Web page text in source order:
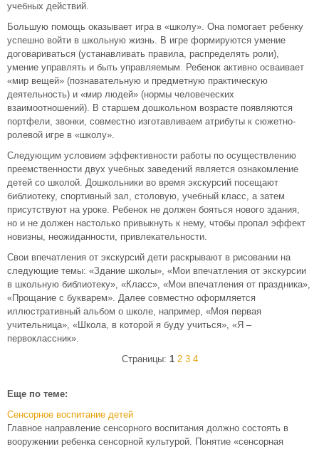
учебных действий.
Большую помощь оказывает игра в «школу». Она помогает ребенку
успешно войти в школьную жизнь. В игре формируются умение
договариваться (устанавливать правила, распределять роли),
умение управлять и быть управляемым. Ребенок активно осваивает
«мир вещей» (познавательную и предметную практическую
деятельность) и «мир людей» (нормы человеческих
взаимоотношений). В старшем дошкольном возрасте появляются
портфели, звонки, совместно изготавливаем атрибуты к сюжетно-
ролевой игре в «школу».
Следующим условием эффективности работы по осуществлению
преемственности двух учебных заведений является ознакомление
детей со школой. Дошкольники во время экскурсий посещают
библиотеку, спортивный зал, столовую, учебный класс, а затем
присутствуют на уроке. Ребенок не должен бояться нового здания,
но и не должен настолько привыкнуть к нему, чтобы пропал эффект
новизны, неожиданности, привлекательности.
Свои впечатления от экскурсий дети раскрывают в рисовании на
следующие темы: «Здание школы», «Мои впечатления от экскурсии
в школьную библиотеку», «Класс», «Мои впечатления от праздника»,
«Прощание с букварем». Далее совместно оформляется
иллюстративный альбом о школе, например, «Моя первая
учительница», «Школа, в которой я буду учиться», «Я –
первоклассник».
Страницы: 1 2 3 4
Еще по теме:
Сенсорное воспитание детей
Главное направление сенсорного воспитания должно состоять в
вооружении ребенка сенсорной культурой. Понятие «сенсорная